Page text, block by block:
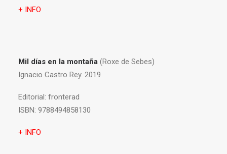
+ INFO
Mil días en la montaña (Roxe de Sebes)
Ignacio Castro Rey. 2019
Editorial: fronterad
ISBN: 9788494858130
+ INFO